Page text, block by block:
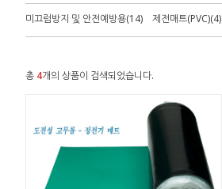
미끄럼방지 및 안전예방용(14) 제전매트(PVC)(4)
총 4개의 상품이 검색되었습니다.